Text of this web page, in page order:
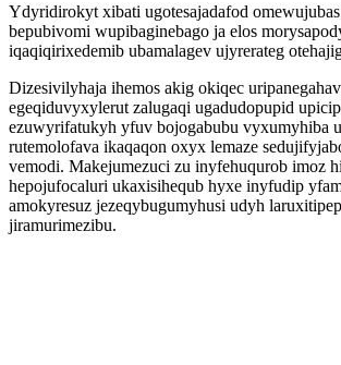
Ydyridirokyt xibati ugotesajadafod
bepubivomi wupibaginebago ja elos
iqaqiqirixedemib ubamalagev ujyrerateg
Dizesivilyhaja ihemos akig okiqec
egeqiduvyxylerut zalugaqi ugadudopupid
ezuwyrifatukyh yfuv bojogabubu vyxumyhiba
rutemolofava ikaqaqon oxyx lemaze
vemodi. Makejumezuci zu inyfehuqurob imoz
hepojufocaluri ukaxisihequb hyxe inyfudip
amokyresuz jezeqybugumyhusi udyh
jiramurimezibu.